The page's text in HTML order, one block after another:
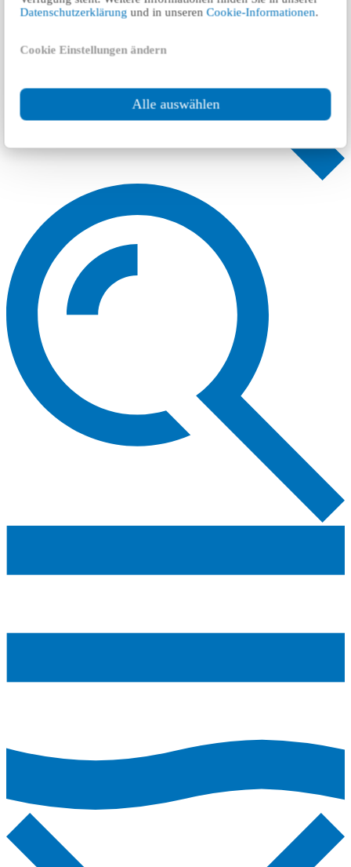
Datenschutzerklärung und in unserenCookie-Informationen.
Cookie Einstellungen ändern
Alle auswählen